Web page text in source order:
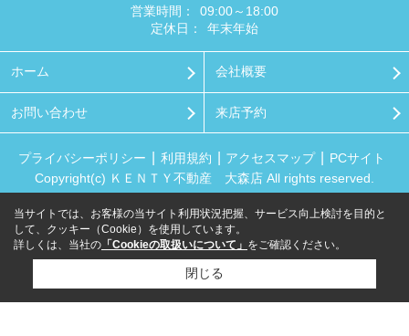
営業時間：
09:00～18:00
定休日：
年末年始
ホーム 会社概要
お問い合わせ 来店予約
プライバシーポリシー 利用規約 アクセスマップ
PCサイト
Copyright(c) ＫＥＮＴＹ不動産 大森店 All rights reserved.
当サイトでは、お客様の当サイト利用状況把握、サービス向上検討を目的と
して、クッキー（Cookie）を使用しています。
詳しくは、当社の 「Cookieの取扱いについて」 をご確認ください。
閉じる